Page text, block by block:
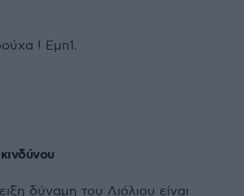
! Εμπ1.
δύναμη του Λιόλιου είναι